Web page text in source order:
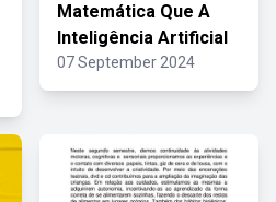
Matemática Que A
Inteligência Artificial
07 September 2024